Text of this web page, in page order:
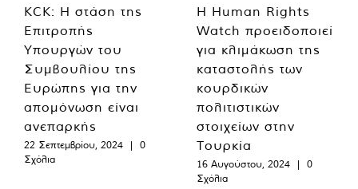
KCK: Η στάση της
Επιτροπής
Υπουργών του
Συμβουλίου της
Ευρώπης για την
απομόνωση είναι
ανεπαρκής
22 Σεπτεμβρίου, 2024 |
0
Σχόλια
Η Human Rights
Watch προειδοποιεί
για κλιμάκωση της
καταστολής των
κουρδικών
πολιτιστικών
στοιχείων στην
Τουρκία
16 Αυγούστου, 2024 |
0
Σχόλια